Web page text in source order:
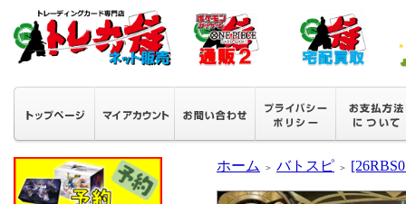
ホーム ＞ バトスピ ＞